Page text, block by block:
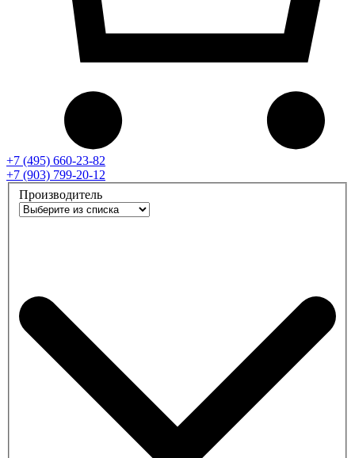
+7 (495) 660-23-82
+7 (903) 799-20-12
Производитель